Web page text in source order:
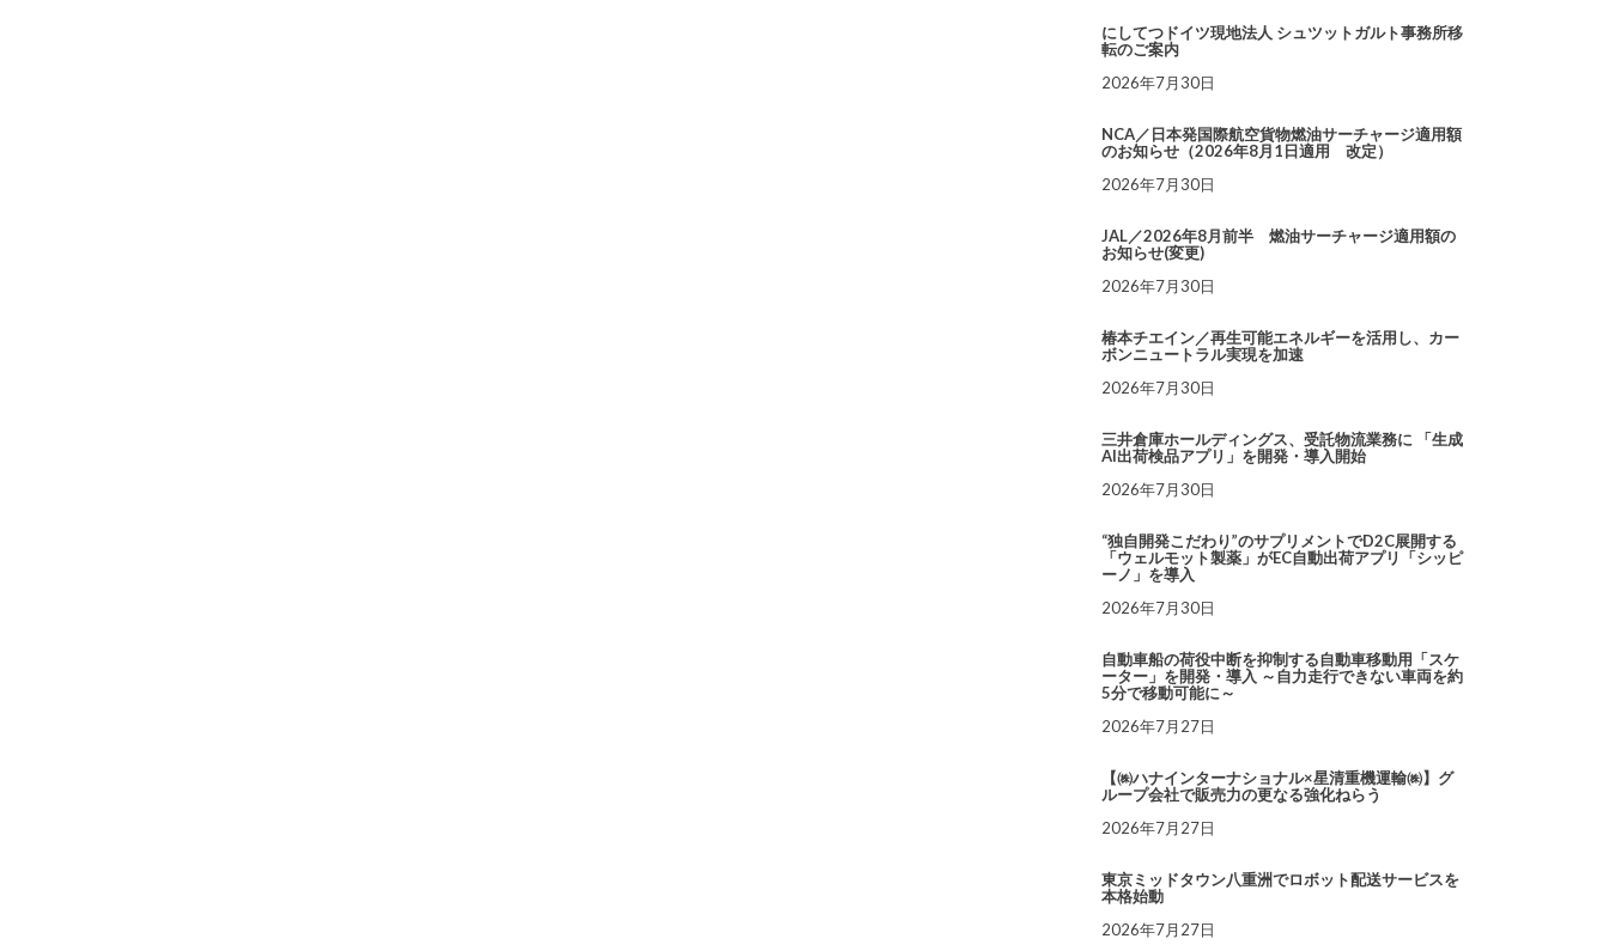
にしてつドイツ現地法人 シュツットガルト事務所移
転のご案内
2026年7月30日
NCA／日本発国際航空貨物燃油サーチャージ適用額
のお知らせ（2026年8月1日適用 改定）
2026年7月30日
JAL／2026年8月前半 燃油サーチャージ適用額の
お知らせ(変更)
2026年7月30日
椿本チエイン／再生可能エネルギーを活用し、カー
ボンニュートラル実現を加速
2026年7月30日
三井倉庫ホールディングス、受託物流業務に 「生成
AI出荷検品アプリ」を開発・導入開始
2026年7月30日
“独自開発こだわり”のサプリメントでD2C展開する
「ウェルモット製薬」がEC自動出荷アプリ「シッピ
ーノ」を導入
2026年7月30日
自動車船の荷役中断を抑制する自動車移動用「スケ
ーター」を開発・導入 ～自力走行できない車両を約
5分で移動可能に～
2026年7月27日
【㈱ハナインターナショナル×星清重機運輸㈱】グ
ループ会社で販売力の更なる強化ねらう
2026年7月27日
東京ミッドタウン八重洲でロボット配送サービスを
本格始動
2026年7月27日